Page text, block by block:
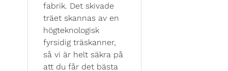
fabrik. Det skivade
träet skannas av en
högteknologisk
fyrsidig träskanner,
så vi är helt säkra på
att du får det bästa